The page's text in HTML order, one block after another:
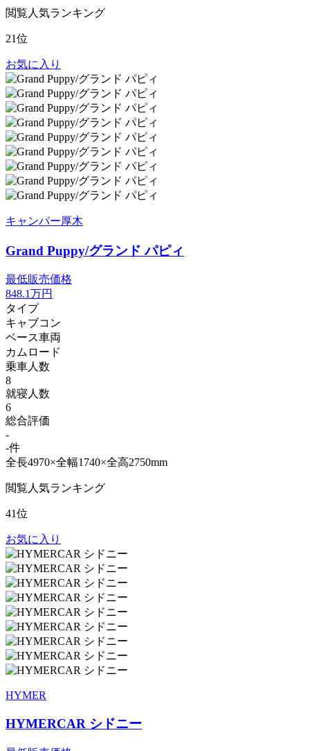
閲覧人気ランキング
21位
お気に入り
キャンパー厚木
Grand Puppy/グランド パピィ
最低販売価格
848.1万円
タイプ
キャブコン
ベース車両
カムロード
乗車人数
8
就寝人数
6
総合評価
-
-件
全長4970×全幅1740×全高2750mm
閲覧人気ランキング
41位
お気に入り
HYMER
HYMERCAR シドニー